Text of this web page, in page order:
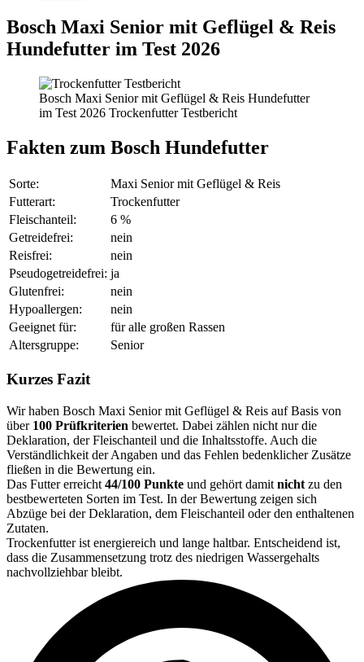
Bosch Maxi Senior mit Geflügel & Reis
Hundefutter im Test 2026
Bosch Maxi Senior mit Geflügel & Reis Hundefutter
im Test 2026 Trockenfutter Testbericht
Fakten zum Bosch Hundefutter
Sorte:
Maxi Senior mit Geflügel & Reis
Futterart:
Trockenfutter
Fleischanteil:
6 %
Getreidefrei:
nein
Reisfrei:
nein
Pseudogetreidefrei: ja
Glutenfrei:
nein
Hypoallergen:
nein
Geeignet für:
für alle großen Rassen
Altersgruppe:
Senior
Kurzes Fazit
Wir haben Bosch Maxi Senior mit Geflügel & Reis auf Basis von
über 100 Prüfkriterien bewertet. Dabei zählen nicht nur die
Deklaration, der Fleischanteil und die Inhaltsstoffe. Auch die
Verständlichkeit der Angaben und das Fehlen bedenklicher Zusätze
fließen in die Bewertung ein.
Das Futter erreicht 44/100 Punkte und gehört damit nicht zu den
bestbewerteten Sorten im Test. In der Bewertung zeigen sich
Abzüge bei der Deklaration, dem Fleischanteil oder den enthaltenen
Zutaten.
Trockenfutter ist energiereich und lange haltbar. Entscheidend ist,
dass die Zusammensetzung trotz des niedrigen Wassergehalts
nachvollziehbar bleibt.